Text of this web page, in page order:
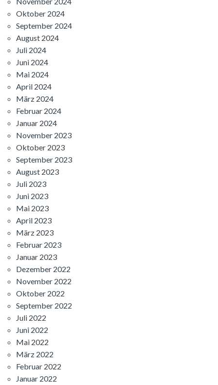
Oktober 2024
September 2024
August 2024
Juli 2024
Juni 2024
Mai 2024
April 2024
März 2024
Februar 2024
Januar 2024
November 2023
Oktober 2023
September 2023
August 2023
Juli 2023
Juni 2023
Mai 2023
April 2023
März 2023
Februar 2023
Januar 2023
Dezember 2022
November 2022
Oktober 2022
September 2022
Juli 2022
Juni 2022
Mai 2022
März 2022
Februar 2022
Januar 2022